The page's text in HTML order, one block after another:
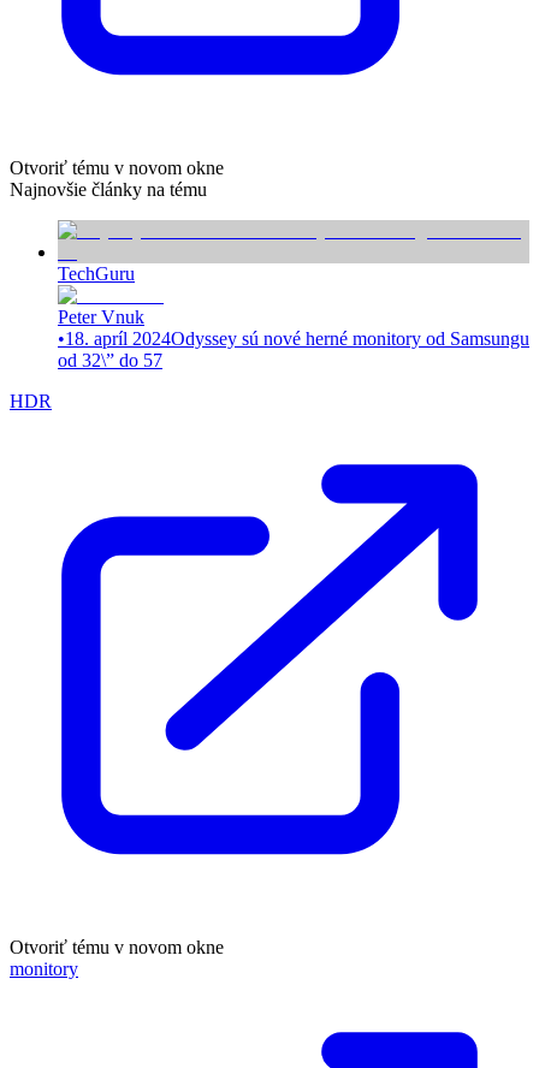
Otvoriť tému v novom okne
Najnovšie články na tému
TechGuru
Peter Vnuk
•18. apríl 2024Odyssey sú nové herné monitory od Samsungu
od 32\” do 57
HDR
Otvoriť tému v novom okne
monitory